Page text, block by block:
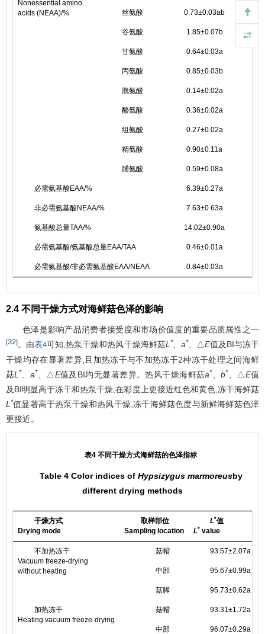
Nonessential amino
acids (NEAA)/%
丝氨酸 0.73±0.03ab
谷氨酸 1.85±0.07b
甘氨酸 0.64±0.03a
丙氨酸 0.85±0.03b
胱氨酸 0.14±0.02a
酪氨酸 0.36±0.02a
组氨酸 0.27±0.02a
精氨酸 0.90±0.11a
脯氨酸 0.59±0.08a
必需氨基酸EAA/% 6.39±0.27a
非必需氨基酸NEAA/% 7.63±0.63a
氨基酸总量TAA/% 14.02±0.90a
必需氨基酸/氨基酸总量EAA/TAA 0.46±0.01a
必需氨基酸/非必需氨基酸EAA/NEAA 0.84±0.03a
2.4 不同干燥方式对海鲜菇色泽的影响
色泽是影响产品消费者接受度和市场价值度的重要品质属性之一
[32]。由表4可知,热泵干燥和热风干燥海鲜菇L *、 a*、△E值及BI与冻干
干燥均存在显著差异,且加热冻干与不加热冻干2种冻干处理之间海鲜
菇L * 、a* 、△E值及BI均无显著差异。热风干燥海鲜菇a* 、b* 、△E值
及BI明显高于冻干和热泵干燥,在彩度上更接近红色和黄色,冻干海鲜菇
L *值显著高于热泵干燥和热风干燥,冻干海鲜菇色度与新鲜海鲜菇色泽
更接近。
表4 不同干燥方式海鲜菇的色泽指标
Table 4 Color indices of Hypsizygus marmoreusby
different drying methods
干燥方式
Drying mode
取样部位
Sampling location
L*值
L* value
不加热冻干
Vacuum freeze-drying
without heating
菇帽 93.57±2.07a
中部 95.67±0.99a
菇脚 95.73±0.62a
加热冻干
Heating vacuum freeze-drying
菇帽 93.31±1.72a
中部 96.07±0.29a